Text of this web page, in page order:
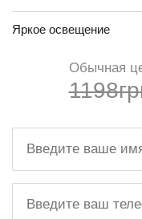
Яркое освещение
Обычная